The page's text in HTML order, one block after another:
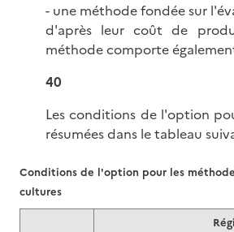
- une méthode fondée sur
d'après leur coût de
méthode comporte
40
Les conditions de l'option
résumées dans le tableau
Conditions de l'option pour les
cultures